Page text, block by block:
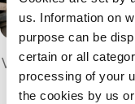
us. Information on
purpose can be
certain or all
processing of your
the cookies by us
Versnippert